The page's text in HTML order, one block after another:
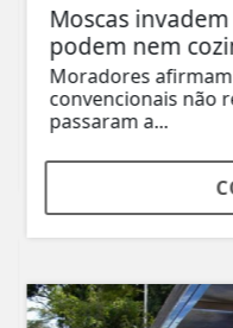
Moscas
podem nem
Moradores
convencionais não
passaram a...